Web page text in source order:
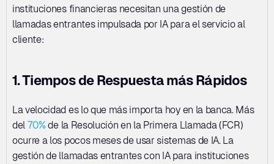
instituciones financieras necesitan una gestión de
llamadas entrantes impulsada por IA para el servicio al
cliente:
1. Tiempos de Respuesta más Rápidos
La velocidad es lo que más importa hoy en la banca. Más
del 70% de la Resolución en la Primera Llamada (FCR)
ocurre a los pocos meses de usar sistemas de IA. La
gestión de llamadas entrantes con IA para instituciones